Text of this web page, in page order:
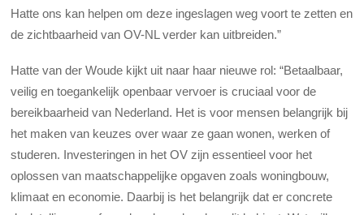
Hatte ons kan helpen om deze ingeslagen weg voort te zetten en
de zichtbaarheid van OV-NL verder kan uitbreiden.”
Hatte van der Woude kijkt uit naar haar nieuwe rol: “Betaalbaar,
veilig en toegankelijk openbaar vervoer is cruciaal voor de
bereikbaarheid van Nederland. Het is voor mensen belangrijk bij
het maken van keuzes over waar ze gaan wonen, werken of
studeren. Investeringen in het OV zijn essentieel voor het
oplossen van maatschappelijke opgaven zoals woningbouw,
klimaat en economie. Daarbij is het belangrijk dat er concrete